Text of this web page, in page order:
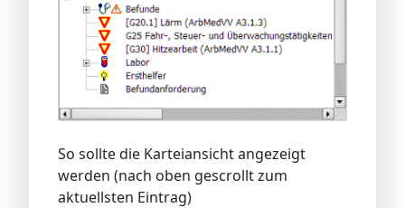
So sollte die Karteiansicht angezeigt
werden (nach oben gescrollt zum
aktuellsten Eintrag)